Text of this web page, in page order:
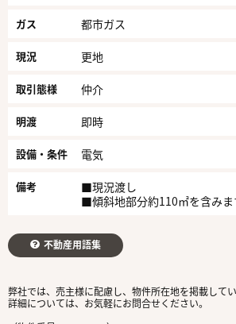
ガス 都市ガス
現況 更地
取引態様 仲介
明渡 即時
設備・条件 電気
備考
■現況渡し
■傾斜地部分約110㎡を含みま
不動産用語集
弊社では、売主様に配慮し、物件所在地を掲載して
詳細については、お気軽にお問合せください。